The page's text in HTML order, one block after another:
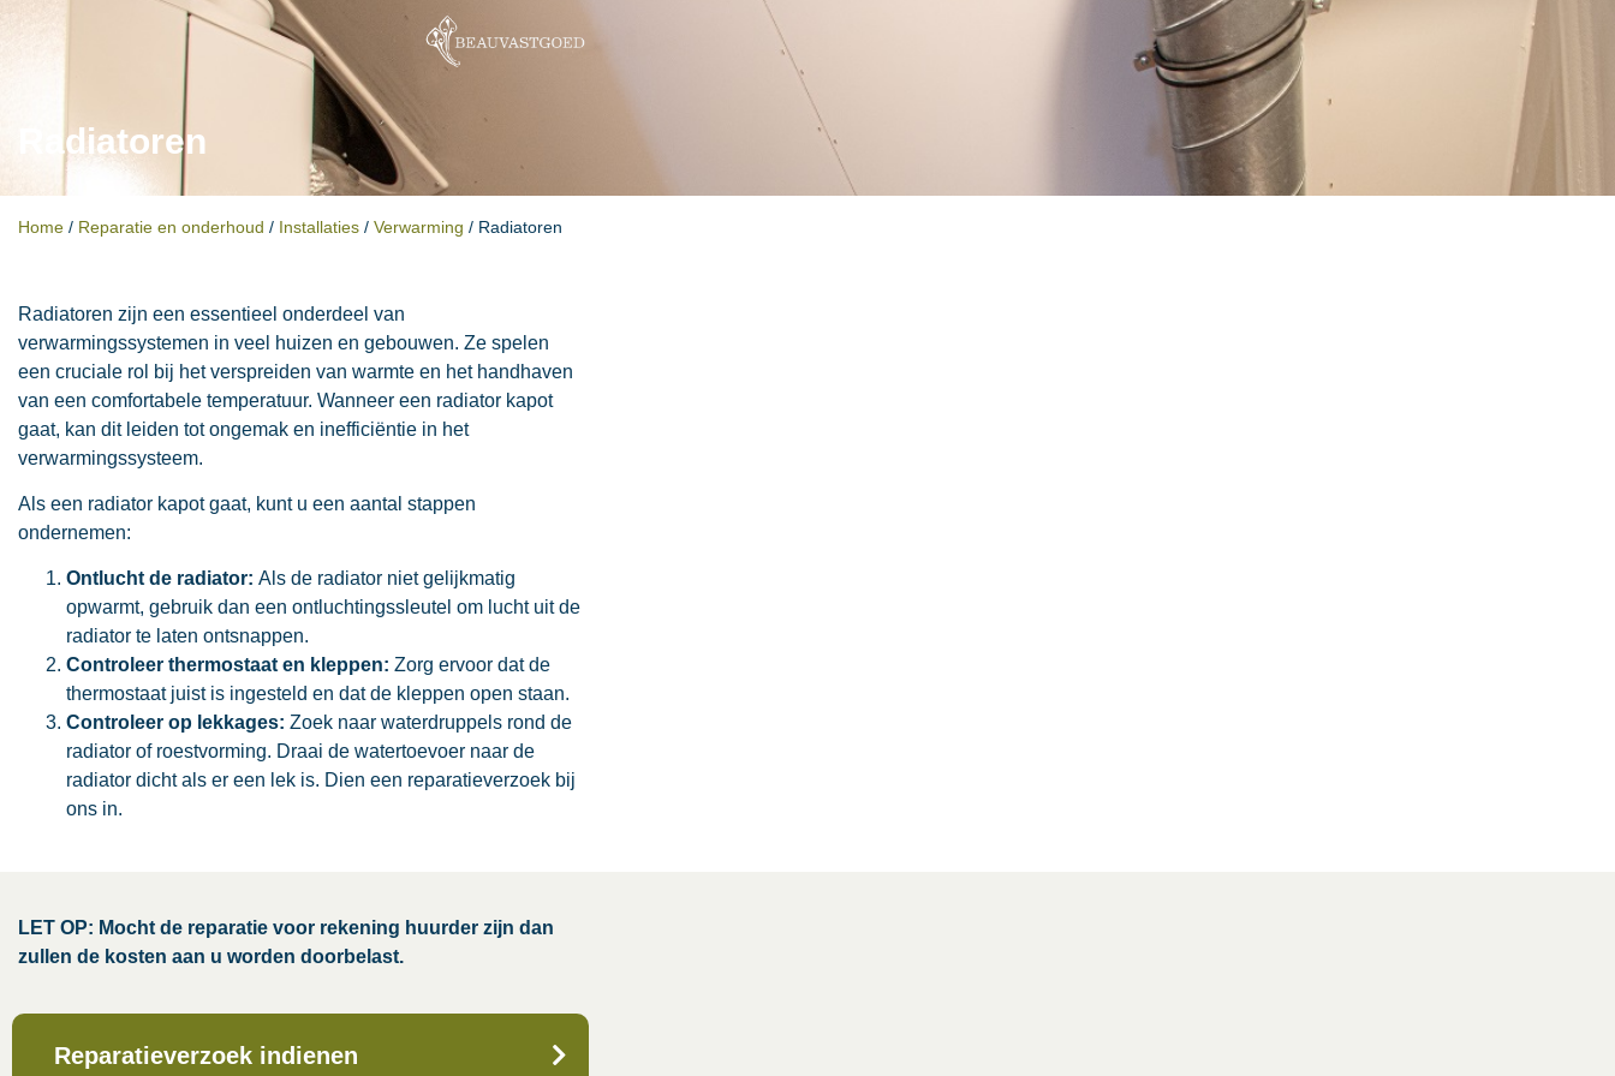
Radiatoren
Home / Reparatie en onderhoud / Installaties / Verwarming / Radiatoren
Radiatoren zijn een essentieel onderdeel van
verwarmingssystemen in veel huizen en gebouwen. Ze spelen
een cruciale rol bij het verspreiden van warmte en het handhaven
van een comfortabele temperatuur. Wanneer een radiator kapot
gaat, kan dit leiden tot ongemak en inefficiëntie in het
verwarmingssysteem.
Als een radiator kapot gaat, kunt u een aantal stappen
ondernemen:
Ontlucht de radiator: Als de radiator niet gelijkmatig
opwarmt, gebruik dan een ontluchtingssleutel om lucht uit de
radiator te laten ontsnappen.
Controleer thermostaat en kleppen: Zorg ervoor dat de
thermostaat juist is ingesteld en dat de kleppen open staan.
Controleer op lekkages: Zoek naar waterdruppels rond de
radiator of roestvorming. Draai de watertoevoer naar de
radiator dicht als er een lek is. Dien een reparatieverzoek bij
ons in.
LET OP: Mocht de reparatie voor rekening huurder zijn dan
zullen de kosten aan u worden doorbelast.
Reparatieverzoek indienen